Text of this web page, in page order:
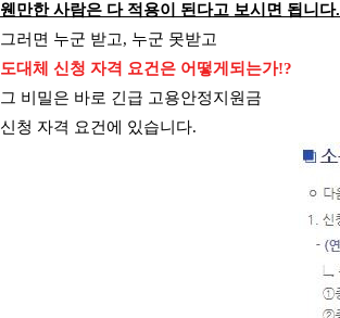
웬만한 사람은 다 적용이 된다고 보시면 됩니다.
그러면 누군 받고, 누군 못받고
도대체 신청 자격 요건은 어떻게되는가!?
그 비밀은 바로 긴급 고용안정지원금
신청 자격 요건에 있습니다.